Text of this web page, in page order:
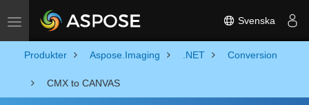
Toggle navigation Svenska
Produkter Aspose.Imaging .NET Conversion
CMX to CANVAS